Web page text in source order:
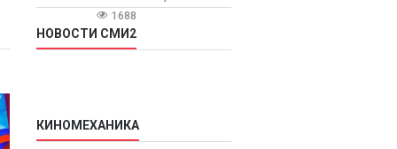
Финансового университета при
правительстве РФ Игорь
Балынин.
1688
НОВОСТИ СМИ2
КИНОМЕХАНИКА